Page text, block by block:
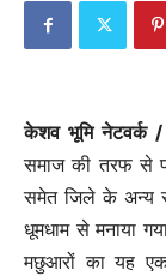
केशव भूमि नेटवर्क
समाज की तरफ से
समेत जिले के अन्य
धूमधाम से मनाया
मछुआरों का यह एक